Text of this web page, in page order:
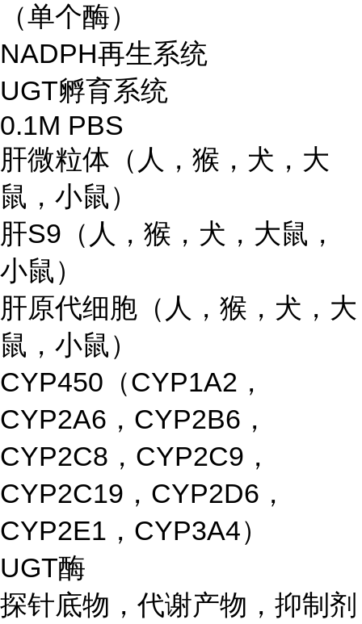
（单个酶）
NADPH再生系统
UGT孵育系统
0.1M PBS
肝微粒体（人，猴，犬，大
鼠，小鼠）
肝S9（人，猴，犬，大鼠，
小鼠）
肝原代细胞（人，猴，犬，大
鼠，小鼠）
CYP450（CYP1A2，
CYP2A6，CYP2B6，
CYP2C8，CYP2C9，
CYP2C19，CYP2D6，
CYP2E1，CYP3A4）
UGT酶
探针底物，代谢产物，抑制剂